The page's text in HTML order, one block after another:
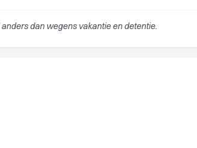
dan wegens vakantie en detentie.